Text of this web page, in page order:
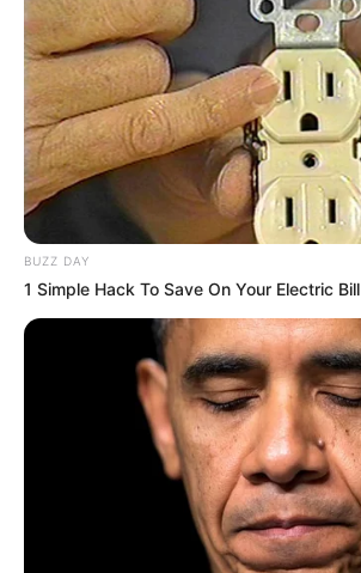
A falka élén álló oroszlánnő egyetlen
BUZZ DAY
1 Simple Hack To Save On Your Electric